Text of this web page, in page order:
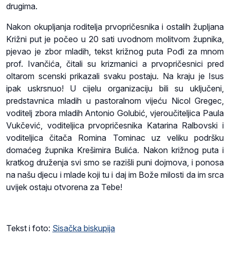
drugima.
Nakon okupljanja roditelja prvopričesnika i ostalih župljana
Križni put je počeo u 20 sati uvodnom molitvom župnika,
pjevao je zbor mladih, tekst križnog puta Pođi za mnom
prof. Ivančića, čitali su krizmanici a prvopričesnici pred
oltarom scenski prikazali svaku postaju. Na kraju je Isus
ipak uskrsnuo! U cijelu organizaciju bili su uključeni,
predstavnica mladih u pastoralnom vijeću Nicol Gregec,
voditelj zbora mladih Antonio Golubić, vjeroučiteljica Paula
Vukčević, voditeljica prvopričesnika Katarina Ralbovski i
voditeljica čitača Romina Tominac uz veliku podršku
domaćeg župnika Krešimira Bulića. Nakon križnog puta i
kratkog druženja svi smo se razišli puni dojmova, i ponosa
na našu djecu i mlade koji tu i daj im Bože milosti da im srca
uvijek ostaju otvorena za Tebe!
Tekst i foto: Sisačka biskupija